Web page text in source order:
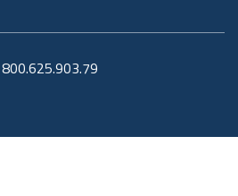
800.625.903.79